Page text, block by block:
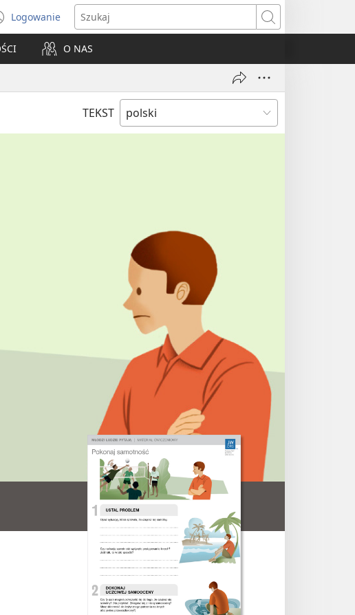
Logowanie
(opens
new
window)
Szukaj
O NAS
TEKST